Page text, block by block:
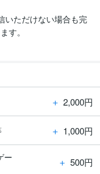
いただけない場合も完
す。
＋ 2,000円
＋ 1,000円
ー
＋ 500円